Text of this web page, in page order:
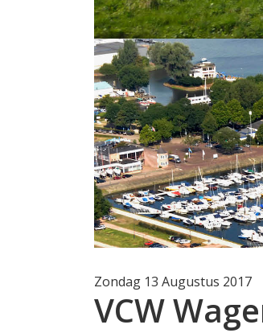
Zondag 13 Augustus 2017
VCW